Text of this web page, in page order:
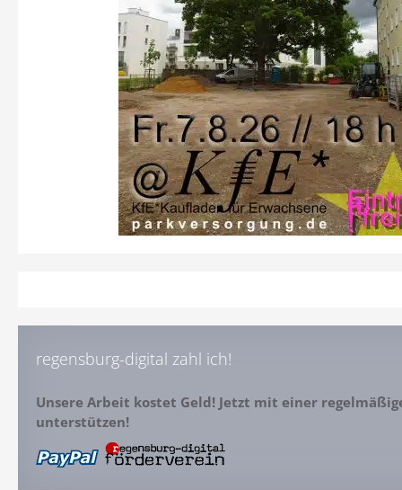
regensburg-digital zahl ich!
Unsere Arbeit kostet Geld! Jetzt mit einer
unterstützen!